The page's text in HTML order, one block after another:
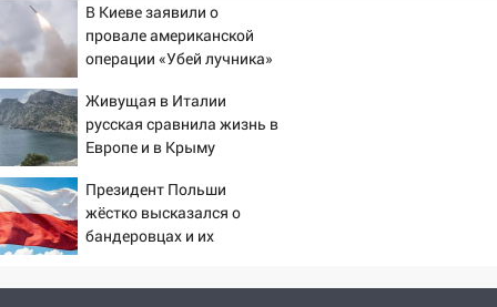
13:00
В суде защитили репутацию
мужчины, которого необоснованно
обвиняли в жестоком обращении с
животными
12:28
Миллион на «льготниках»: в
Ульяновской области перевозчик
провернул хитрую схему с чужими
проездными
12:10
В Киеве заявили о
провале американской
операции «Убей лучника»
Живущая в Италии
русская сравнила жизнь в
Европе и в Крыму
Президент Польши
жёстко высказался о
бандеровцах и их